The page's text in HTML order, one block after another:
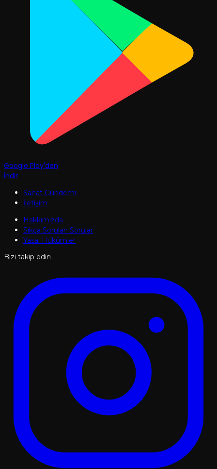
Google Play'den
İndir
Sanat Gündemi
İletişim
Hakkımızda
Sıkça Sorulan Sorular
Yasal Hükümler
Bizi takip edin